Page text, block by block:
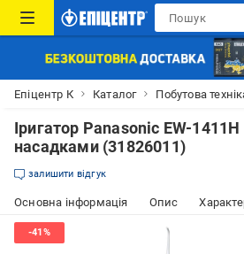
Епіцентр К Каталог Побутова
Іригатор Panasonic EW-
насадками (31826011)
залишити відгук
Основна інформація Опис